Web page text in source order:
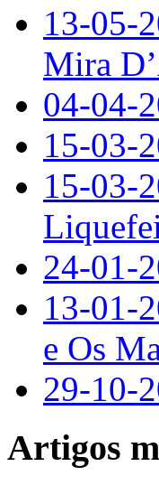
13-05-
Mira
04-04-
15-03-
15-03-
24-01-
13-01-
e Os
29-10-
Artigos